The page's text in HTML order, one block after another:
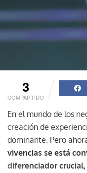
3
COMPARTIDO
En el mundo de los
creación de
dominante. Pero
vivencias se está
diferenciador